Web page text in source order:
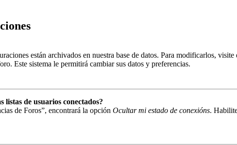
están archivados en nuestra base de datos. Para modificarlos,
Este sistema le permitirá cambiar sus datos y preferencias.
listas de usuarios conectados?
de Foros”, encontrará la opción Ocultar mi estado de conexións.